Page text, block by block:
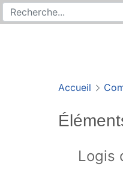
Recherche sur le
Rechercher
Accueil
Logis